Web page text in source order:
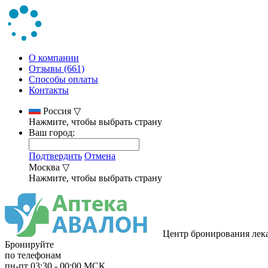
О компании
Отзывы (661)
Способы оплаты
Контакты
Россия ▽
Нажмите, чтобы выбрать страну
Ваш город:
Подтвердить Отмена
Москва ▽
Нажмите, чтобы выбрать страну
Центр бронирования
Бронируйте
по телефонам
пн-пт 03:30 - 00:00 МСК